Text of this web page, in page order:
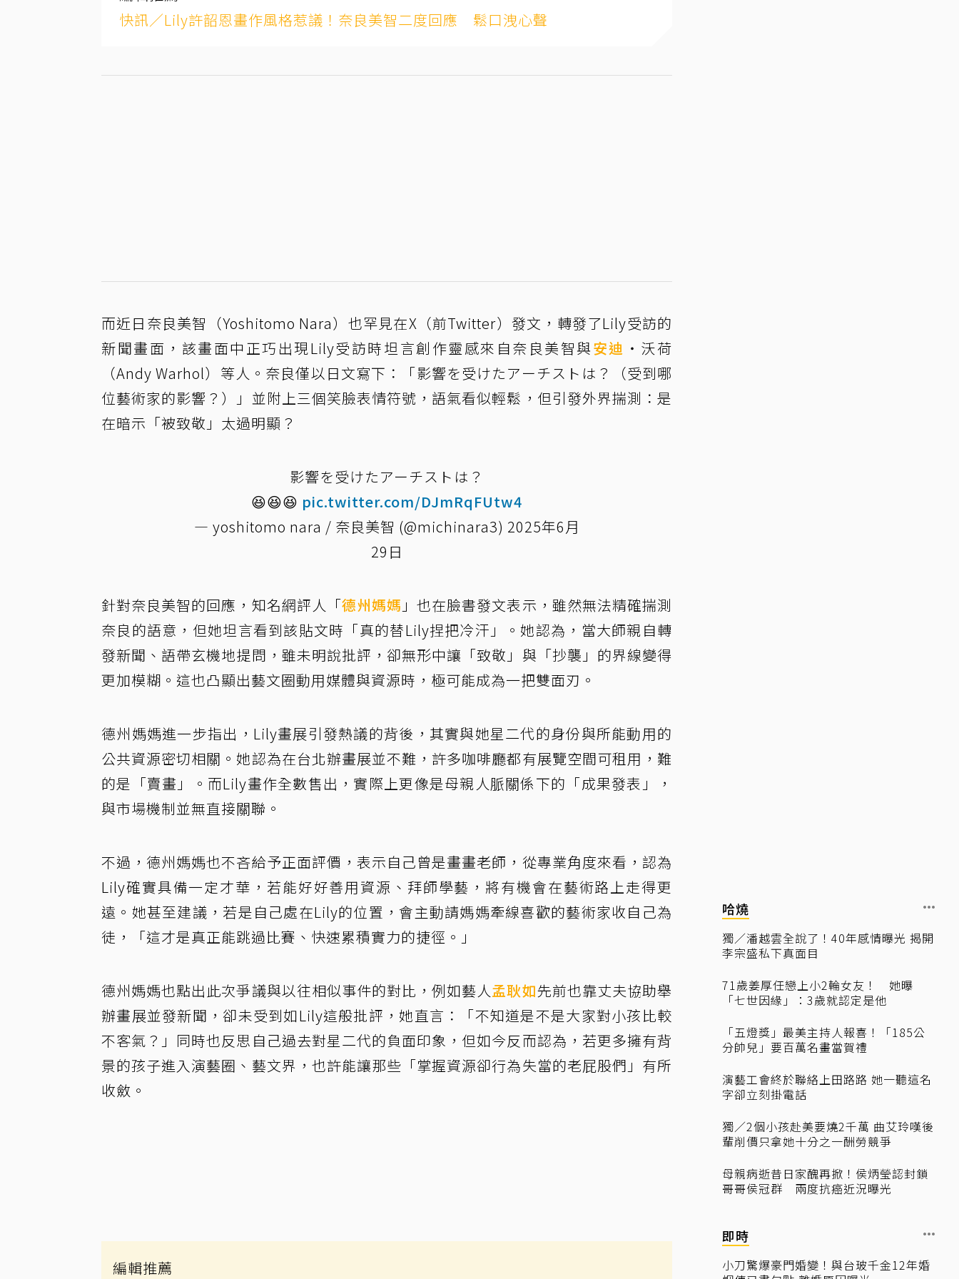
快訊／Lily許韶恩畫作風格惹議！奈良美智二度回應 鬆口洩心聲
而近日奈良美智（Yoshitomo Nara）也罕見在X（前Twitter）發文，轉發了Lily受訪的
新聞畫面，該畫面中正巧出現Lily受訪時坦言創作靈感來自奈良美智與安迪 ・沃荷
（Andy Warhol）等人。奈良僅以日文寫下：「影響を受けたアーチストは？（受到哪
位藝術家的影響？）」並附上三個笑臉表情符號，語氣看似輕鬆，但引發外界揣測：是
在暗示「被致敬」太過明顯？
影響を受けたアーチストは？
😆😆😆 pic.twitter.com/DJmRqFUtw4
— yoshitomo nara / 奈良美智 (@michinara3) 2025年6月
29日
針對奈良美智的回應，知名網評人「德州媽媽 」也在臉書發文表示，雖然無法精確揣測
奈良的語意，但她坦言看到該貼文時「真的替Lily捏把冷汗」。她認為，當大師親自轉
發新聞、語帶玄機地提問，雖未明說批評，卻無形中讓「致敬」與「抄襲」的界線變得
更加模糊。這也凸顯出藝文圈動用媒體與資源時，極可能成為一把雙面刃。
德州媽媽進一步指出，Lily畫展引發熱議的背後，其實與她星二代的身份與所能動用的
公共資源密切相關。她認為在台北辦畫展並不難，許多咖啡廳都有展覽空間可租用，難
的是「賣畫」。而Lily畫作全數售出，實際上更像是母親人脈關係下的「成果發表」，
與市場機制並無直接關聯。
不過，德州媽媽也不吝給予正面評價，表示自己曾是畫畫老師，從專業角度來看，認為
Lily確實具備一定才華，若能好好善用資源、拜師學藝，將有機會在藝術路上走得更
遠。她甚至建議，若是自己處在Lily的位置，會主動請媽媽牽線喜歡的藝術家收自己為
徒，「這才是真正能跳過比賽、快速累積實力的捷徑。」
德州媽媽也點出此次爭議與以往相似事件的對比，例如藝人孟耿如先前也靠丈夫協助舉
辦畫展並發新聞，卻未受到如Lily這般批評，她直言：「不知道是不是大家對小孩比較
不客氣？」同時也反思自己過去對星二代的負面印象，但如今反而認為，若更多擁有背
景的孩子進入演藝圈、藝文界，也許能讓那些「掌握資源卻行為失當的老屁股們」有所
收斂。
編輯推薦
哈燒
獨／潘越雲全說了！40年感情曝光 揭開
李宗盛私下真面目
71歲姜厚任戀上小2輪女友！ 她曝
「七世因緣」：3歲就認定是他
「五燈獎」最美主持人報喜！「185公
分帥兒」要百萬名畫當賀禮
演藝工會終於聯絡上田路路 她一聽這名
字卻立刻掛電話
獨／2個小孩赴美要燒2千萬 曲艾玲嘆後
輩削價只拿她十分之一酬勞競爭
母親病逝昔日家醜再掀！侯炳瑩認封鎖
哥哥侯冠群 兩度抗癌近況曝光
即時
小刀驚爆豪門婚變！與台玻千金12年婚